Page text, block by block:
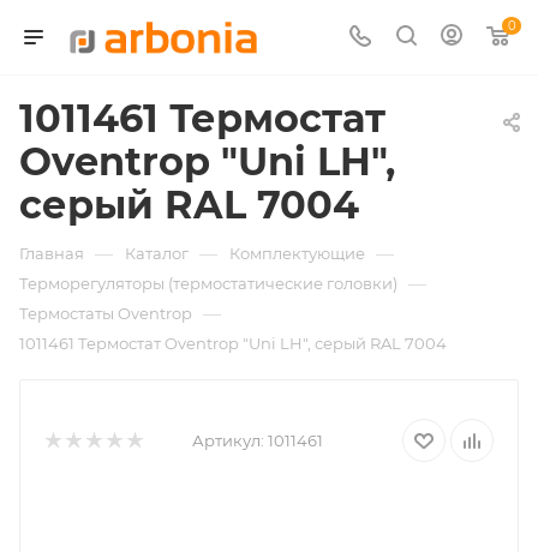
0
1011461 Термостат
Oventrop "Uni LH",
серый RAL 7004
Главная — Каталог — Комплектующие —
Терморегуляторы (термостатические головки) —
Термостаты Oventrop —
1011461 Термостат Oventrop "Uni LH", серый RAL 7004
Артикул: 1011461